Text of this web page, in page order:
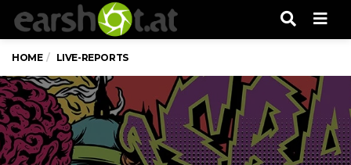
HOME LIVE-REPORTS